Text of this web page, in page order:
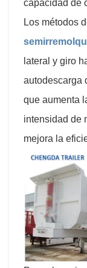
capacidad de
Los métodos
lateral y giro
autodescarga
que aumenta
intensidad de
mejora la